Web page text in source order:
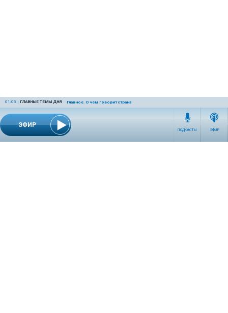
ЭФИР
01:03 | ГЛАВНЫЕ ТЕМЫ ДНЯ Главное. О чем говорит страна
ПОДКАСТЫ ЭФИР